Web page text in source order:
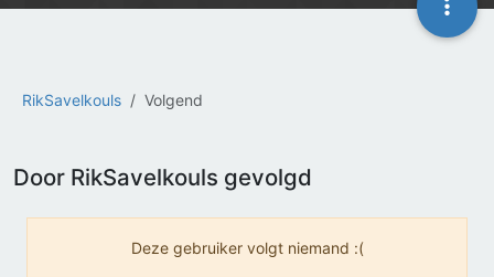
RikSavelkouls Volgend
Door RikSavelkouls gevolgd
Deze gebruiker volgt niemand :(